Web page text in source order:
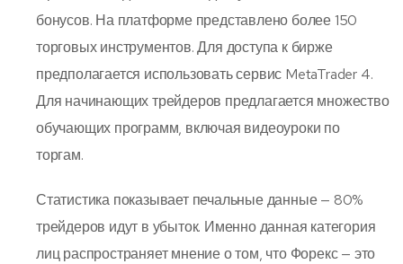
бонусов. На платформе представлено более 150
торговых инструментов. Для доступа к бирже
предполагается использовать сервис MetaTrader 4.
Для начинающих трейдеров предлагается множество
обучающих программ, включая видеоуроки по
торгам.
Статистика показывает печальные данные — 80%
трейдеров идут в убыток. Именно данная категория
лиц распространяет мнение о том, что Форекс — это